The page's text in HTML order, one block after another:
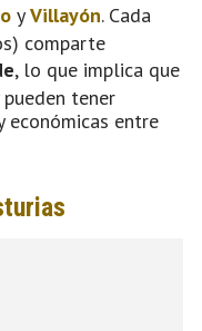
yVillayón. Cada
comparte
, lo que implica que
tener
económicas entre